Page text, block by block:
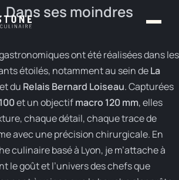
des cookiesses moindres
ont été réalisées dans les
étoilés, notamment au sein deLa
du Relais Bernard Loiseau. Capturées
et un objectifmacro 120 mm, elles
chaque détail, chaque trace de
avec une précision chirurgicale. En
culinaire basé à Lyon, je m’attache à
le goût et l’univers des chefs que